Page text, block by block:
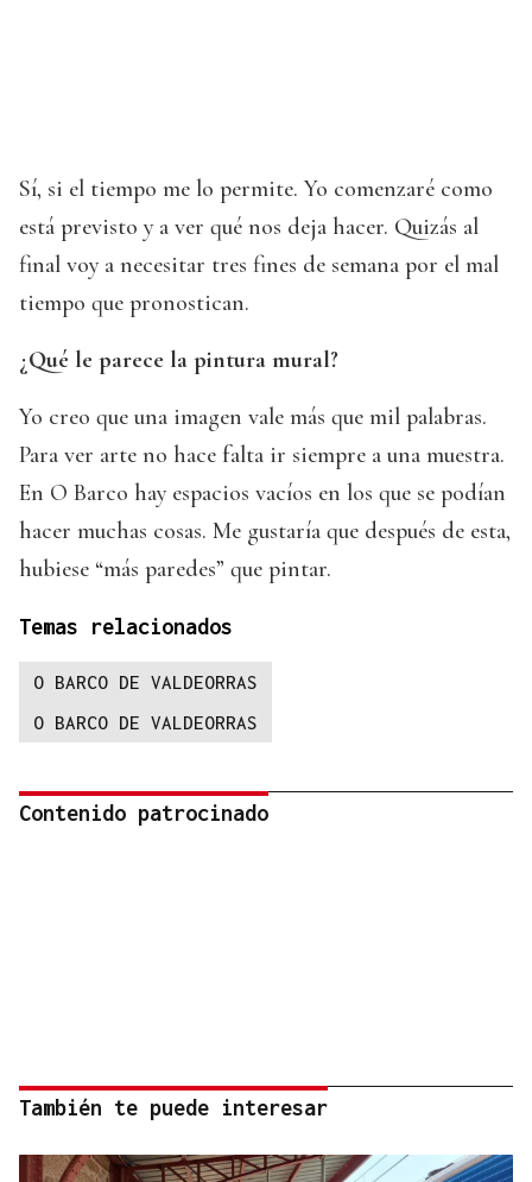
Sí, si el tiempo me lo permite. Yo comenzaré como
está previsto y a ver qué nos deja hacer. Quizás al
final voy a necesitar tres fines de semana por el mal
tiempo que pronostican.
¿Qué le parece la pintura mural?
Yo creo que una imagen vale más que mil palabras.
Para ver arte no hace falta ir siempre a una muestra.
En O Barco hay espacios vacíos en los que se podían
hacer muchas cosas. Me gustaría que después de esta,
hubiese “más paredes” que pintar.
Temas relacionados
O BARCO DE VALDEORRAS
O BARCO DE VALDEORRAS
Contenido patrocinado
También te puede interesar